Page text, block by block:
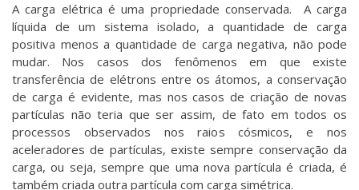
A carga elétrica é uma propriedade conservada. A carga
líquida de um sistema isolado, a quantidade de carga
positiva menos a quantidade de carga negativa, não pode
mudar. Nos casos dos fenômenos em que existe
transferência de elétrons entre os átomos, a conservação
de carga é evidente, mas nos casos de criação de novas
partículas não teria que ser assim, de fato em todos os
processos observados nos raios cósmicos, e nos
aceleradores de partículas, existe sempre conservação da
carga, ou seja, sempre que uma nova partícula é criada, é
também criada outra partícula com carga simétrica.